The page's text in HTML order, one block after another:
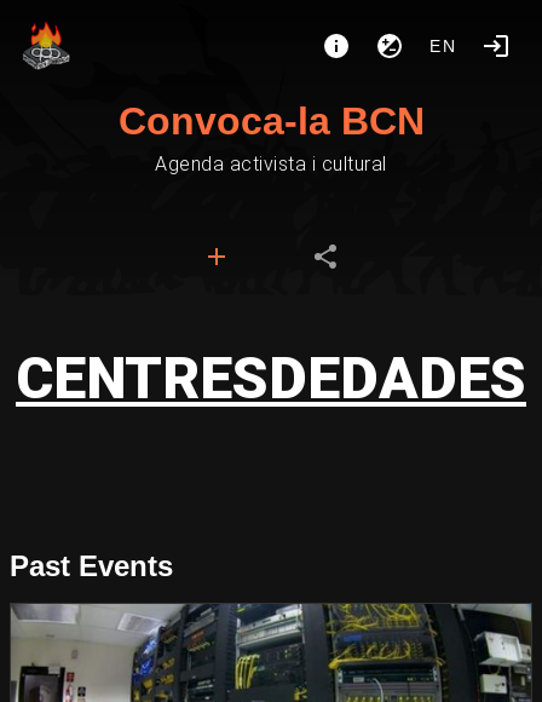
EN
Convoca-la BCN
Agenda activista i cultural
CENTRESDEDADES
Past Events